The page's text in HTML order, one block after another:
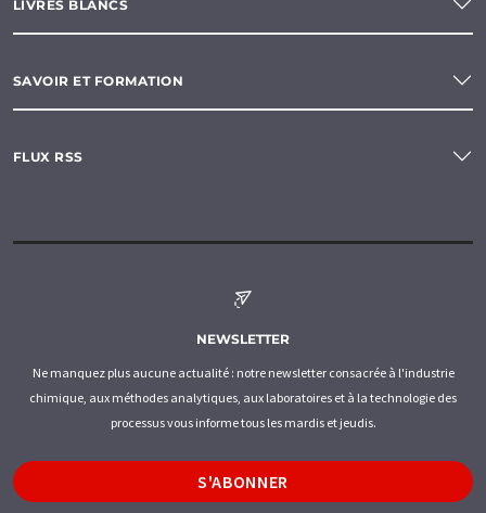
LIVRES BLANCS
SAVOIR ET FORMATION
FLUX RSS
NEWSLETTER
Ne manquez plus aucune actualité : notre newsletter consacrée à l'industrie
chimique, aux méthodes analytiques, aux laboratoires et à la technologie des
processus vous informe tous les mardis et jeudis.
S'ABONNER